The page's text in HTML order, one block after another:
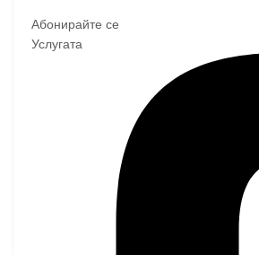
Абонирайте се
Услугата